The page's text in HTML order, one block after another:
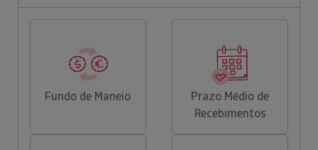
Fundo de Maneio
Prazo Médio de
Recebimentos